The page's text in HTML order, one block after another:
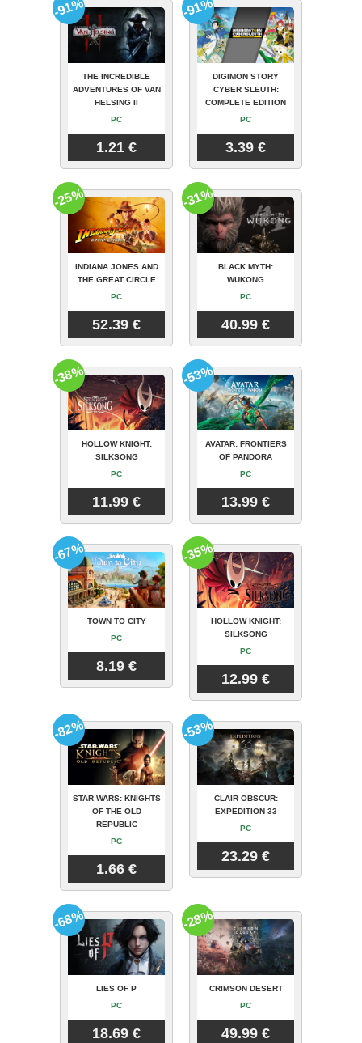
THE INCREDIBLE
ADVENTURES OF VAN
HELSING II
PC
1.21 €
-91%
DIGIMON STORY
CYBER SLEUTH:
COMPLETE EDITION
PC
3.39 €
-91%
INDIANA JONES AND
THE GREAT CIRCLE
PC
52.39 €
-25%
BLACK MYTH:
WUKONG
PC
40.99 €
-31%
HOLLOW KNIGHT:
SILKSONG
PC
11.99 €
-38%
AVATAR: FRONTIERS
OF PANDORA
PC
13.99 €
-53%
TOWN TO CITY
PC
8.19 €
-67%
HOLLOW KNIGHT:
SILKSONG
PC
12.99 €
-35%
STAR WARS: KNIGHTS
OF THE OLD
REPUBLIC
PC
1.66 €
-82%
CLAIR OBSCUR:
EXPEDITION 33
PC
23.29 €
-53%
LIES OF P
PC
18.69 €
-68%
CRIMSON DESERT
PC
49.99 €
-28%